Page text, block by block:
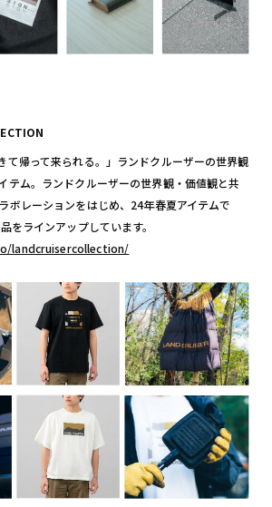
て帰って来られる。」ランドクルーザーの世界観
テム。ランドクルーザーの世界観・価値観と共
ボレーションをはじめ、24年春夏アイテムで
をラインアップしています。
landcruisercollection/